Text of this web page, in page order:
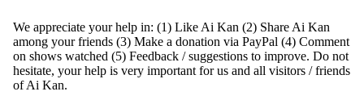
We appreciate your help in: (1) Like Ai Kan (2) Share Ai Kan
among your friends (3) Make a donation via PayPal (4) Comment
on shows watched (5) Feedback / suggestions to improve. Do not
hesitate, your help is very important for us and all visitors / friends
of Ai Kan.